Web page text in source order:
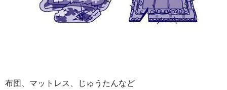
布団、マットレス、じゅうたんなど